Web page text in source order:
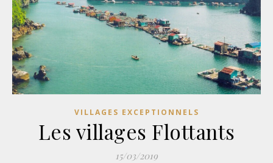
VILLAGES EXCEPTIONNELS
Les villages Flottants
15/03/2019